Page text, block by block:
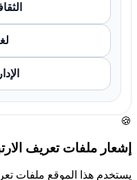
🍪
إشعار ملفات تعريف
يستخدم هذا الموقع ملفات